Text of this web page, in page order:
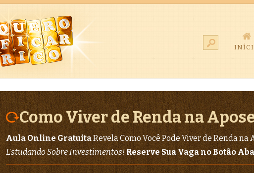
Como Viver de Renda na
Aula Online GratuitaRevela Como Você Pode Viver de Renda
Estudando Sobre Investimentos! Reserve Sua Vaga no Botão